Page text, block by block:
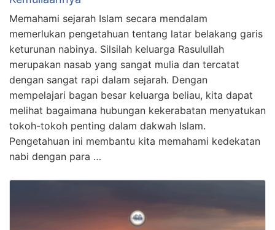
Memahami sejarah Islam secara mendalam
memerlukan pengetahuan tentang latar belakang garis
keturunan nabinya. Silsilah keluarga Rasulullah
merupakan nasab yang sangat mulia dan tercatat
dengan sangat rapi dalam sejarah. Dengan
mempelajari bagan besar keluarga beliau, kita dapat
melihat bagaimana hubungan kekerabatan menyatukan
tokoh-tokoh penting dalam dakwah Islam.
Pengetahuan ini membantu kita memahami kedekatan
nabi dengan para …